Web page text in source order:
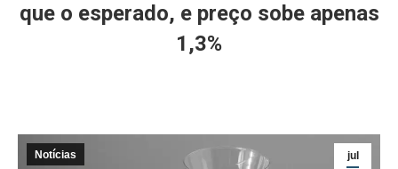
que o esperado, e preço sobe apenas
1,3%
jul
Notícias